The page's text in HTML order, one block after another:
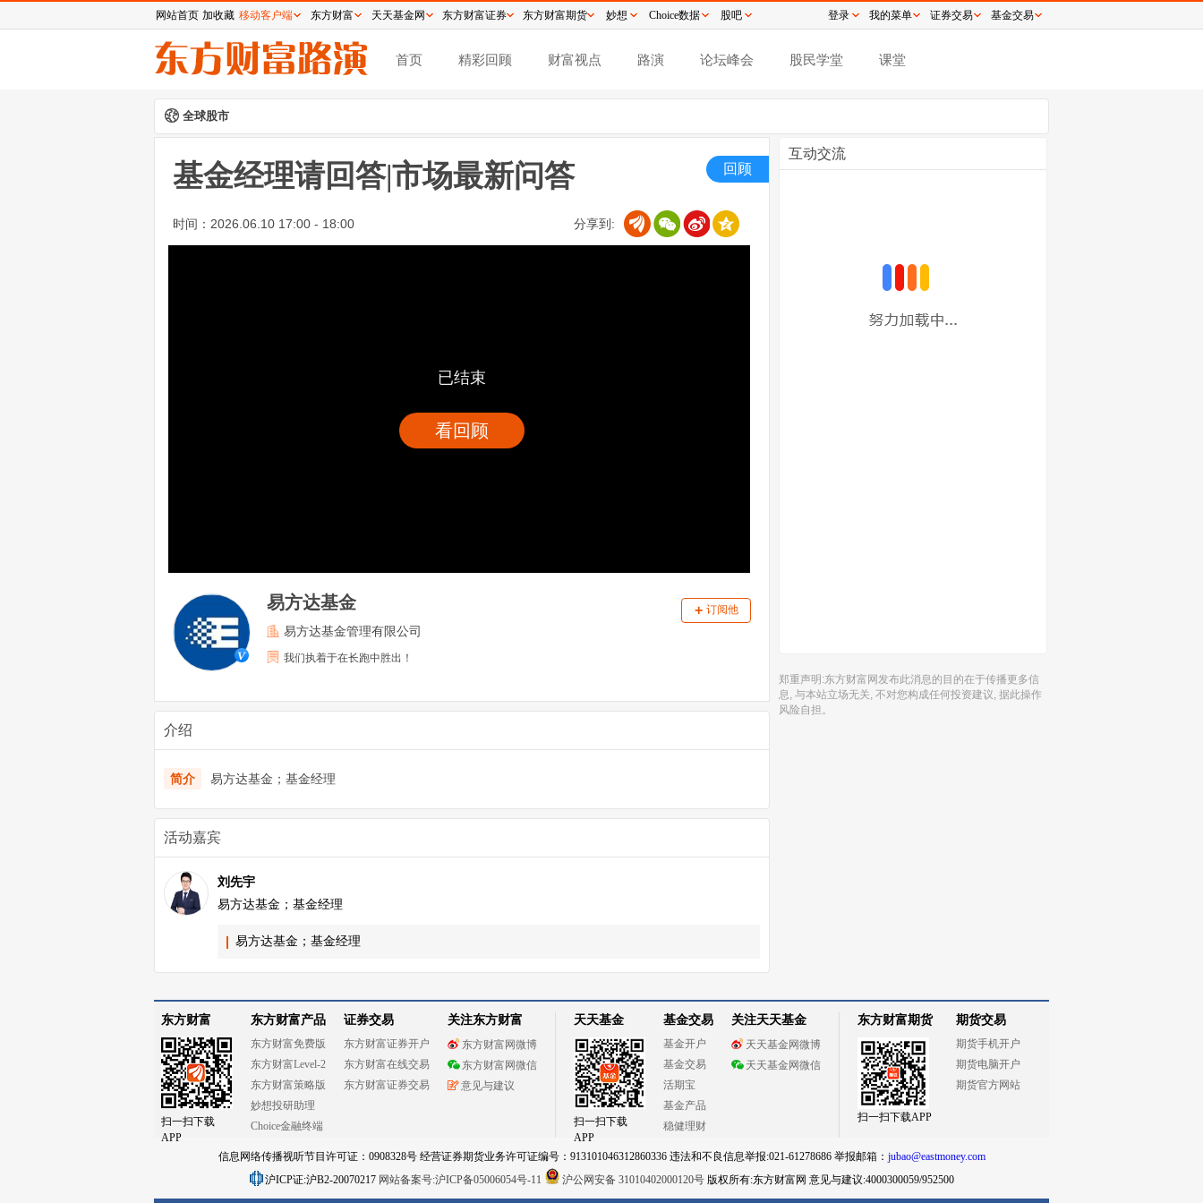
首页 精彩回顾 财富视点 路演 论坛峰会 股民学堂 课堂
全球股市
基金经理请回答|市场最新问答
时间： 2026.06.10 17:00 - 18:00 分享到:
回顾
已结束
看回顾
易方达基金
易方达基金管理有限公司
我们执着于在长跑中胜出！
+ 订阅他
介绍
简介 易方达基金；基金经理
活动嘉宾
刘先宇
易方达基金；基金经理
易方达基金；基金经理
互动交流
郑重声明:东方财富网发布此消息的目的在于传播更多信
息, 与本站立场无关, 不对您构成任何投资建议, 据此操作
风险自担。
东方财富
扫一扫下载
APP
东方财富产品
东方财富免费版
东方财富Level-2
东方财富策略版
妙想投研助理
Choice金融终端
证券交易
东方财富证券开户
东方财富在线交易
东方财富证券交易
关注东方财富
东方财富网微博
东方财富网微信
意见与建议
天天基金
扫一扫下载
APP
基金交易
基金开户
基金交易
活期宝
基金产品
稳健理财
关注天天基金
天天基金网微博
天天基金网微信
东方财富期货
扫一扫下载APP
期货交易
期货手机开户
期货电脑开户
期货官方网站
信息网络传播视听节目许可证：0908328号 经营证券期货业务许可证编号：913101046312860336 违法和不良信息举报:021-61278686 举报邮箱： jubao@eastmoney.com
沪ICP证:沪B2-20070217 网站备案号:沪ICP备05006054号-11 沪公网安备 31010402000120号版权所有:东方财富网 意见与建议:4000300059/952500
网站首页 加收藏 移动客户端 东方财富 天天基金网 东方财富证券 东方财富期货 妙想 Choice数据 股吧 登录 我的菜单 证券交易 基金交易